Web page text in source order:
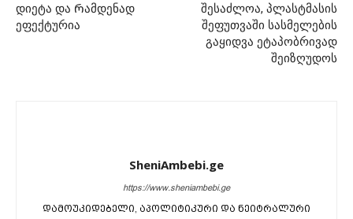
დიეტა და Რამდენად
ეფექტურია
შესაძლოა, პლასტმასის
შეფუთვაში სასმელების
გაყიდვა ეტაპობრივად
შეიზღუდოს
SheniAmbebi.ge
https://www.sheniambebi.ge
დამოუკიდებელი, აპოლიტიკური და ნეიტრალური